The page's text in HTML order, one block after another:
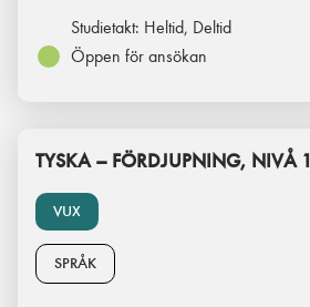
Studietakt: Heltid, Deltid
Öppen för ansökan
VUX
TYSKA – FÖRDJUPNING, NIVÅ 1
SPRÅK